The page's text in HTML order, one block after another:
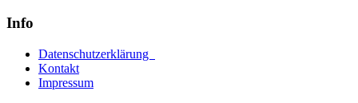
Info
Datenschutzerklärung
Kontakt
Impressum